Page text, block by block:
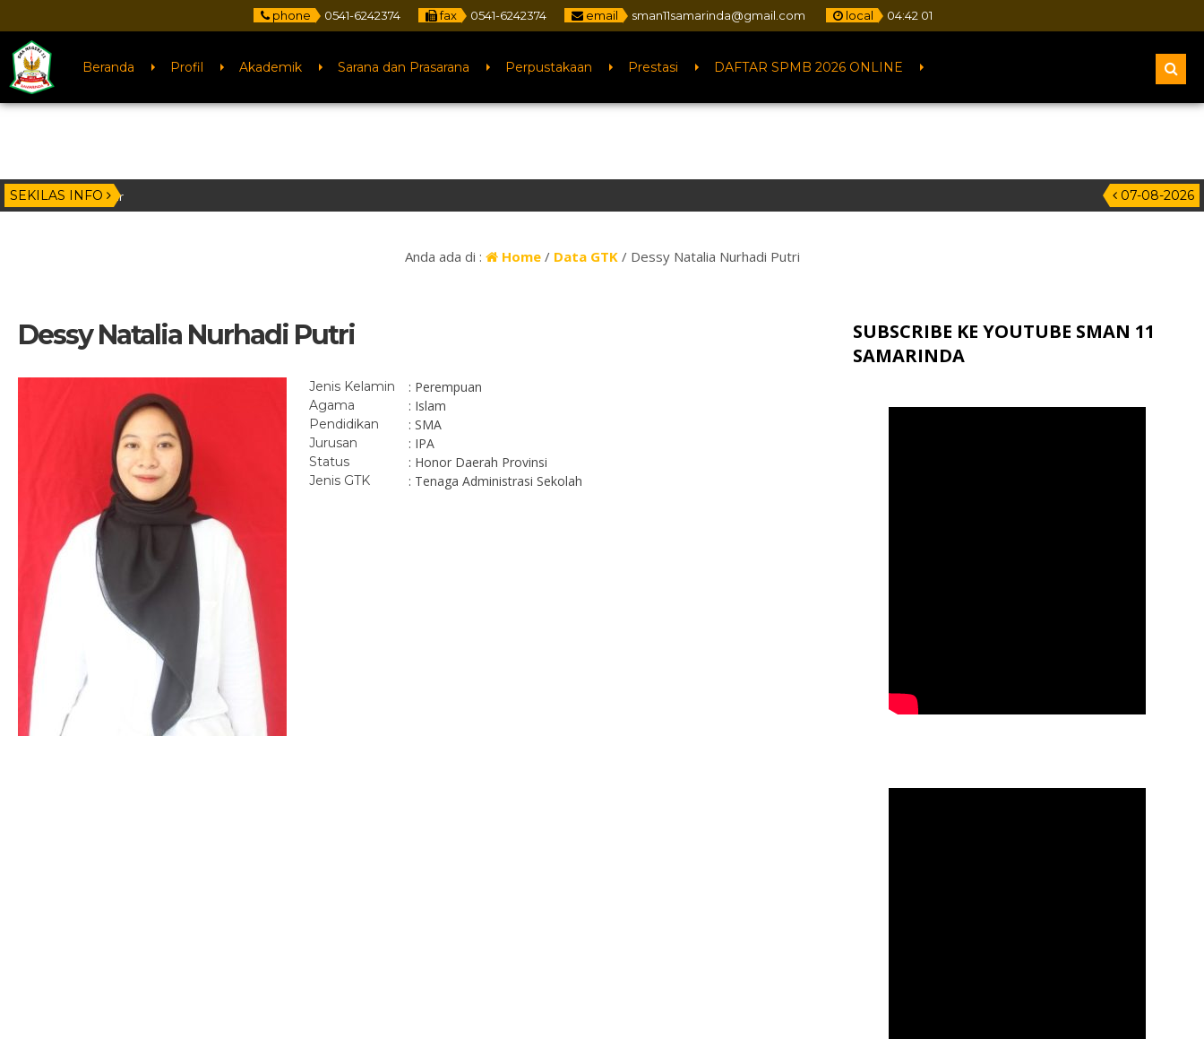
phone 0541-6242374 fax 0541-6242374 email sman11samarinda@gmail.com local 04:42 02
Beranda Profil Akademik Sarana dan Prasarana Perpustakaan Prestasi DAFTAR SPMB 2026 ONLINE
SEKILAS INFO 07-08-2026
Timur
Anda ada di : Home/ Data GTK/ Dessy Natalia Nurhadi Putri
Dessy Natalia Nurhadi Putri
Jenis Kelamin : Perempuan
Agama : Islam
Pendidikan : SMA
Jurusan : IPA
Status : Honor Daerah Provinsi
Jenis GTK : Tenaga Administrasi Sekolah
SUBSCRIBE KE YOUTUBE SMAN 11
SAMARINDA